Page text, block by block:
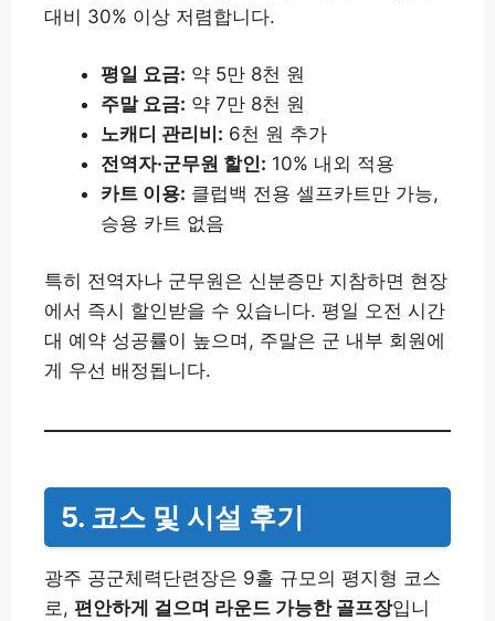
대비 30% 이상 저렴합니다.
평일 요금: 약 5만 8천 원
주말 요금: 약 7만 8천 원
노캐디 관리비: 6천 원 추가
전역자·군무원 할인: 10% 내외 적용
카트 이용: 클럽백 전용 셀프카트만 가능,
승용 카트 없음
특히 전역자나 군무원은 신분증만 지참하면 현장
에서 즉시 할인받을 수 있습니다. 평일 오전 시간
대 예약 성공률이 높으며, 주말은 군 내부 회원에
게 우선 배정됩니다.
5. 코스 및 시설 후기
광주 공군체력단련장은 9홀 규모의 평지형 코스
로, 편안하게 걸으며 라운드 가능한 골프장입니